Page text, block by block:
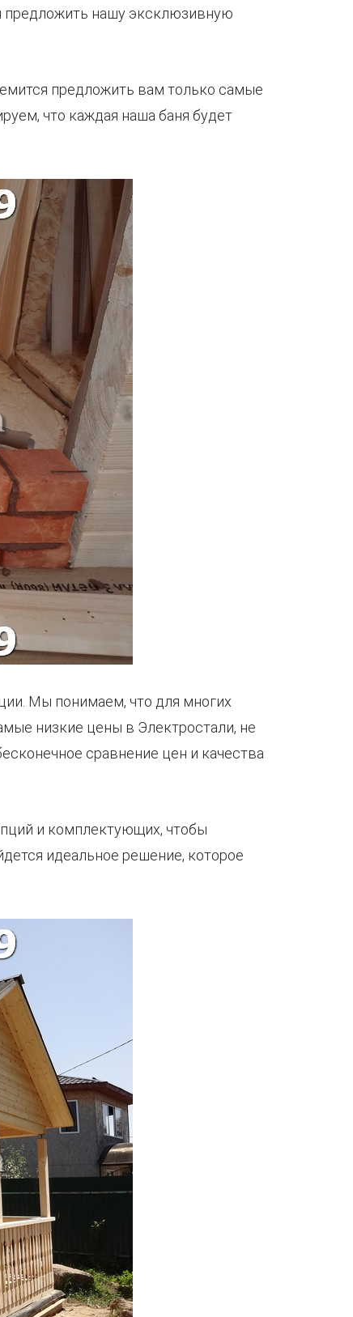
предложить нашу эксклюзивную
предложить вам только самые
что каждая наша баня будет
Мы понимаем, что для многих
низкие цены в Электростали, не
сравнение цен и качества
и комплектующих, чтобы
идеальное решение, которое